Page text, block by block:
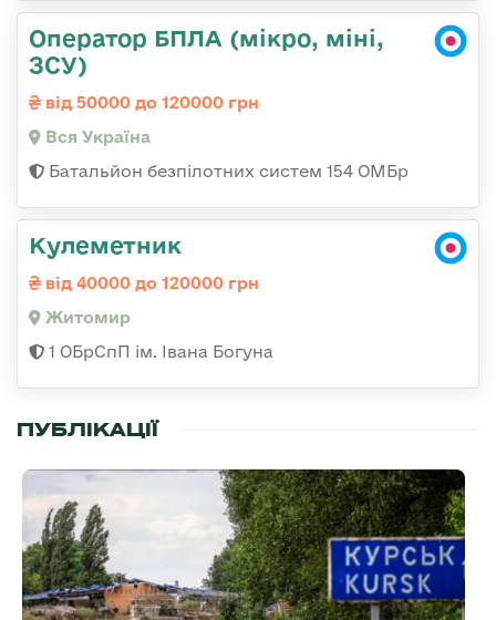
Оператор БПЛА (мікро, міні,
ЗСУ)
від 50000 до 120000 грн
Вся Україна
Батальйон безпілотних систем 154 ОМБр
Кулеметник
від 40000 до 120000 грн
Житомир
1 ОБрСпП ім. Івана Богуна
ПУБЛІКАЦІЇ